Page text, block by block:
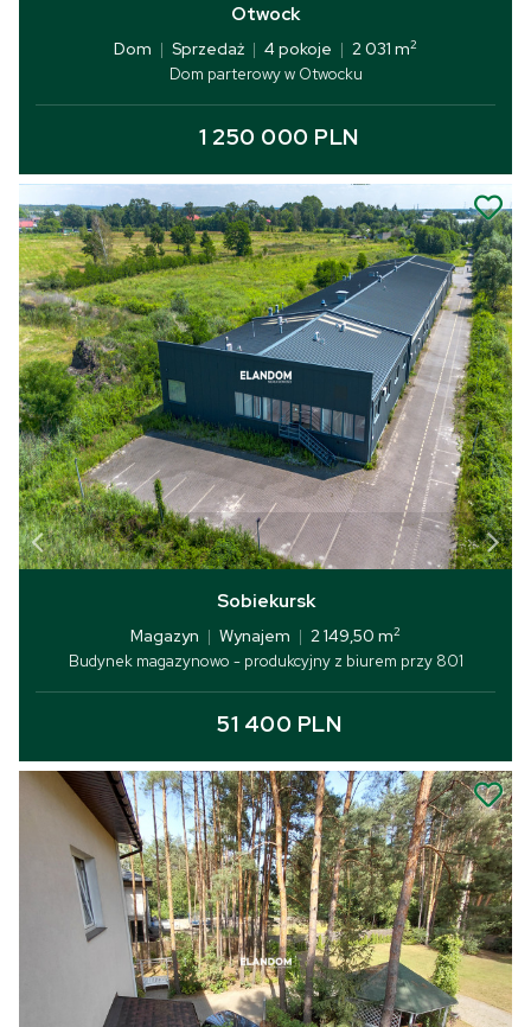
Otwock
Dom | Sprzedaż | 4 pokoje | 2 031 m2
Dom parterowy w Otwocku
1 250 000 PLN
Sobiekursk
Magazyn | Wynajem | 2 149,50 m2
Budynek magazynowo - produkcyjny z biurem przy 801
51 400 PLN